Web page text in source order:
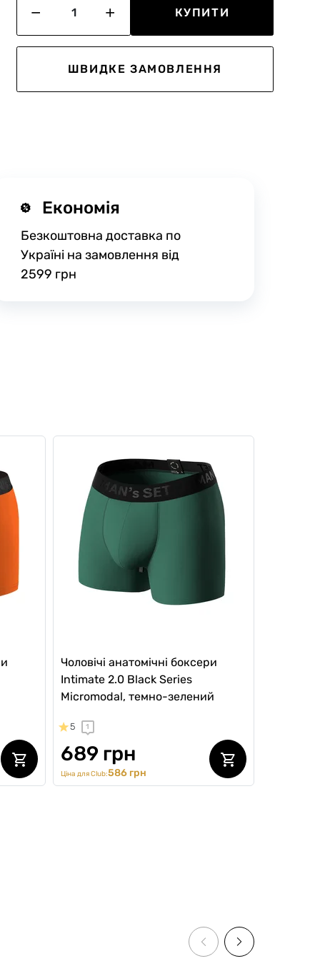
КУПИТИ
ШВИДКЕ ЗАМОВЛЕННЯ
Економія
Безкоштовна доставка по
Україні на замовлення від
2599 грн
Чоловічі анатомічні боксери
Intimate 2.0 Black Series
Micromodal, темно-зелений
5 1
689 грн
Ціна для Club:586 грн